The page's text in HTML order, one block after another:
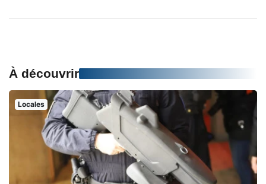
À découvrir
Locales